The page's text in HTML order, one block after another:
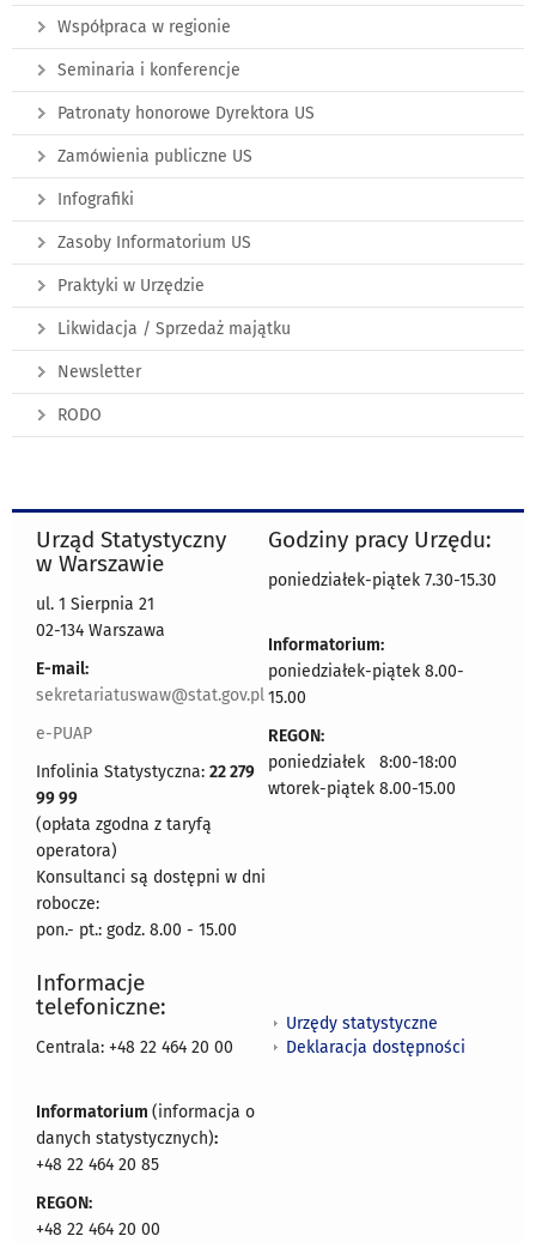
Współpraca w regionie
Seminaria i konferencje
Patronaty honorowe Dyrektora US
Zamówienia publiczne US
Infografiki
Zasoby Informatorium US
Praktyki w Urzędzie
Likwidacja / Sprzedaż majątku
Newsletter
RODO
Urząd Statystyczny
w Warszawie
ul. 1 Sierpnia 21
02-134 Warszawa
E-mail:
sekretariatuswaw@stat.gov.pl
e-PUAP
Infolinia Statystyczna: 22 279
99 99
(opłata zgodna z taryfą
operatora)
Konsultanci są dostępni w dni
robocze:
pon.- pt.: godz. 8.00 - 15.00
Godziny pracy Urzędu:
poniedziałek-piątek 7.30-15.30
Informatorium:
poniedziałek-piątek 8.00-
15.00
REGON:
poniedziałek 8:00-18:00
wtorek-piątek 8.00-15.00
Informacje
telefoniczne:
Centrala: +48 22 464 20 00
Informatorium (informacja o
danych statystycznych):
+48 22 464 20 85
REGON:
+48 22 464 20 00
Urzędy statystyczne
Deklaracja dostępności